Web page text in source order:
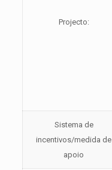
Projecto:
Sistema de
incentivos/medida de
apoio